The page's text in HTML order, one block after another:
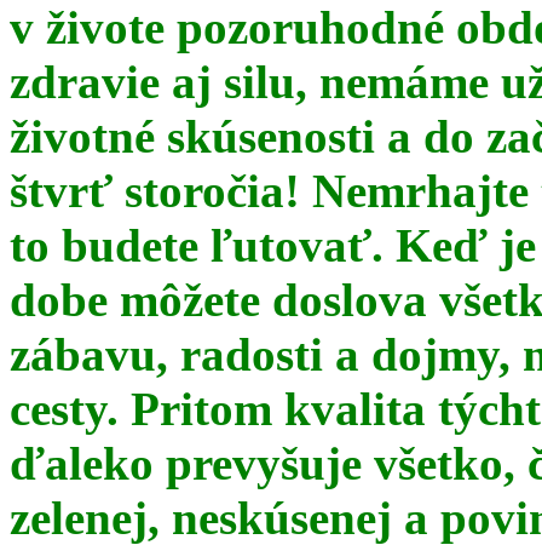
v živote pozoruhodné
zdravie aj silu, nemáme
životné skúsenosti a do
štvrť storočia!
to budete ľutovať. Keď je
dobe môžete doslova
zábavu, radosti a dojmy,
cesty. Pritom kvalita
ďaleko prevyšuje všetko,
zelenej, neskúsenej a